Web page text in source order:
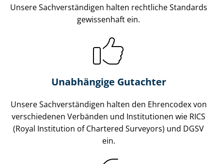
Unsere Sach­ver­stän­di­gen halten rechtliche Standards
gewissenhaft ein.
Unabhängige Gutachter
Unsere Sach­ver­stän­di­gen halten den Ehrencodex von
verschiedenen Verbänden und Institutionen wie RICS
(Royal Institution of Chartered Surveyors) und DGSV
ein.